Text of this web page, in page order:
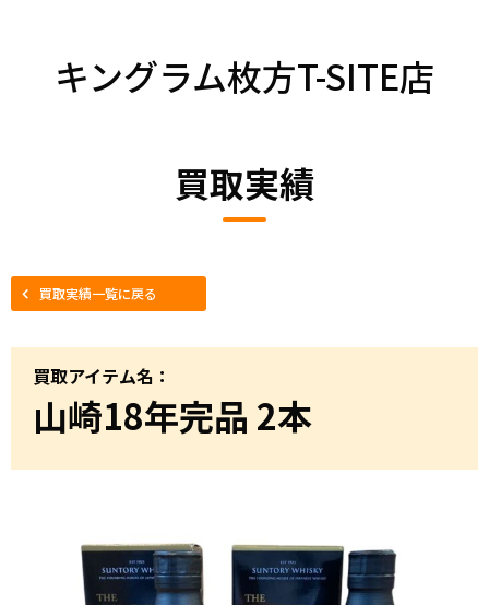
キングラム枚方T-SITE店
買取実績
買取実績一覧に戻る
買取アイテム名：
山崎18年完品 2本